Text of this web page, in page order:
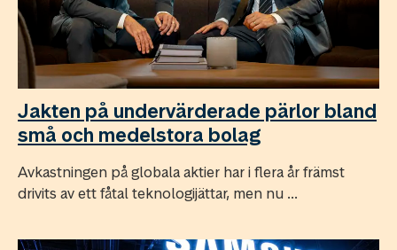
Jakten på undervärderade pärlor bland
små och medelstora bolag
Avkastningen på globala aktier har i flera år främst
drivits av ett fåtal teknologijättar, men nu ...